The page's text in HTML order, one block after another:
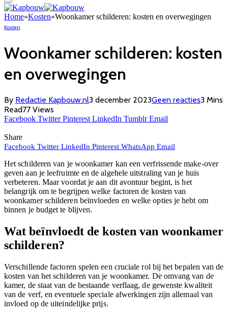
Home»Kosten»Woonkamer schilderen: kosten en overwegingen
Kosten
Woonkamer schilderen: kosten
en overwegingen
By Redactie Kapbouw.nl3 december 2023Geen reacties3 Mins
Read77 Views
Facebook Twitter Pinterest LinkedIn Tumblr Email
Share
Facebook Twitter LinkedIn Pinterest WhatsApp Email
Het schilderen van je woonkamer kan een verfrissende make-over
geven aan je leefruimte en de algehele uitstraling van je huis
verbeteren. Maar voordat je aan dit avontuur begint, is het
belangrijk om te begrijpen welke factoren de kosten van
woonkamer schilderen beïnvloeden en welke opties je hebt om
binnen je budget te blijven.
Wat beïnvloedt de kosten van woonkamer
schilderen?
Verschillende factoren spelen een cruciale rol bij het bepalen van de
kosten van het schilderen van je woonkamer. De omvang van de
kamer, de staat van de bestaande verflaag, de gewenste kwaliteit
van de verf, en eventuele speciale afwerkingen zijn allemaal van
invloed op de uiteindelijke prijs.